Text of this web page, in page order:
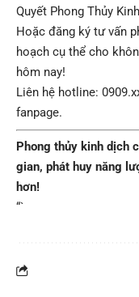
Quyết Phong Thủy
Hoặc đăng ký tư vấn
hoạch cụ thể cho
hôm nay!
Liên hệ hotline:
fanpage.
Phong thủy kinh dịch
gian, phát huy năng
hơn!
“`